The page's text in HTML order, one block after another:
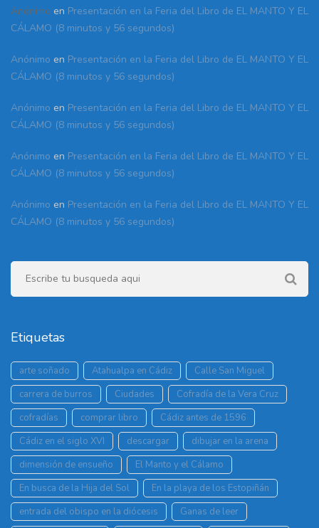
Anónimo en Presentación en la Feria del Libro de EL MANTO Y EL
CÁLAMO (8 minutos y 56 segundos)
Anónimo en Presentación en la Feria del Libro de EL MANTO Y EL
CÁLAMO (8 minutos y 56 segundos)
Anónimo en Presentación en la Feria del Libro de EL MANTO Y EL
CÁLAMO (8 minutos y 56 segundos)
Anónimo en Presentación en la Feria del Libro de EL MANTO Y EL
CÁLAMO (8 minutos y 56 segundos)
Anónimo en Presentación en la Feria del Libro de EL MANTO Y EL
CÁLAMO (8 minutos y 56 segundos)
Etiquetas
arte soñado Atahualpa en Cádiz
Calle San Miguel
carrera de burros
Ciudades
Cofradía de la Vera Cruz
cofradías
comprar libro
Cádiz antes de 1596
Cádiz en el siglo XVI
descargar
dibujar en la arena
dimensión de ensueño
El Manto y el Cálamo
En busca de la Hija del Sol
En la playa de los Estopiñán
entrada del obispo en la diócesis
Ganas de leer